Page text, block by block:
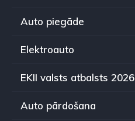
Auto piegāde
Elektroauto
EKII valsts atbalsts 2026
Auto pārdošana